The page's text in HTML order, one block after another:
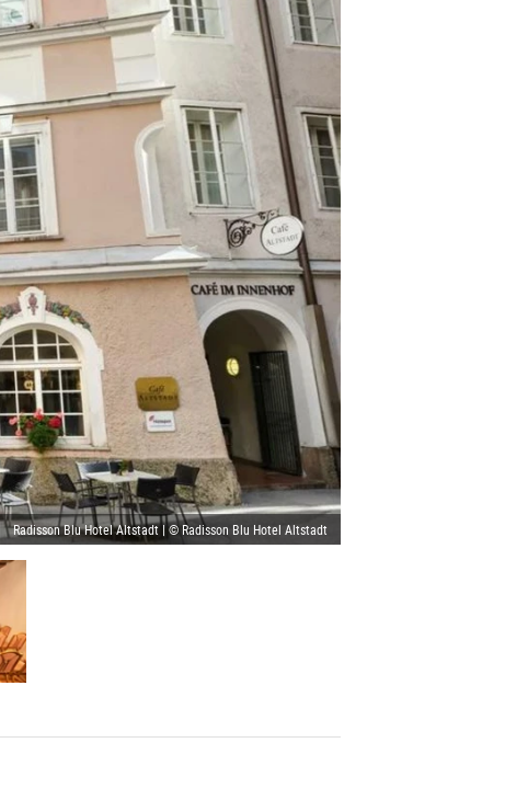
Radisson Blu Hotel Altstadt | © Radisson Blu Hotel Altstadt